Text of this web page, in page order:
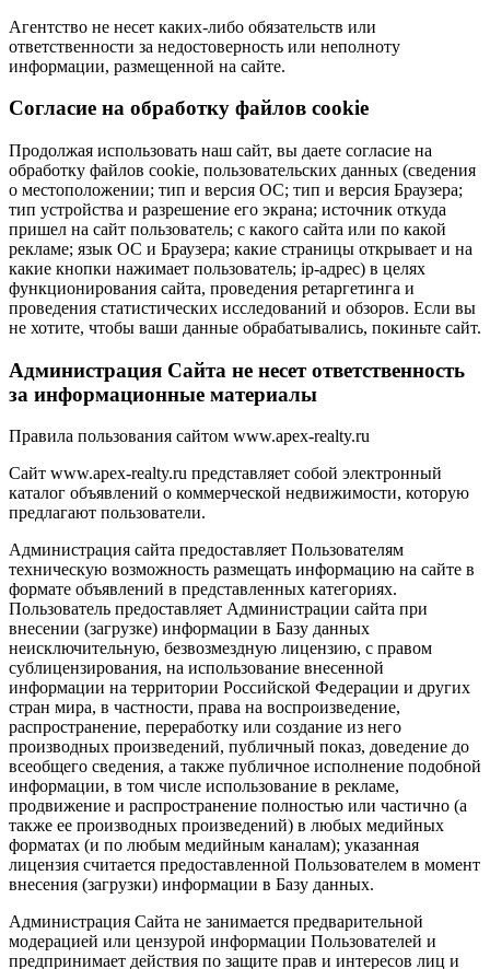
Агентство не несет каких-либо обязательств или
ответственности за недостоверность или неполноту
информации, размещенной на сайте.
Cогласие на обработку файлов cookie
Продолжая использовать наш сайт, вы даете согласие на
обработку файлов cookie, пользовательских данных (сведения
о местоположении; тип и версия ОС; тип и версия Браузера;
тип устройства и разрешение его экрана; источник откуда
пришел на сайт пользователь; с какого сайта или по какой
рекламе; язык ОС и Браузера; какие страницы открывает и на
какие кнопки нажимает пользователь; ip-адрес) в целях
функционирования сайта, проведения ретаргетинга и
проведения статистических исследований и обзоров. Если вы
не хотите, чтобы ваши данные обрабатывались, покиньте сайт.
Администрация Сайта не несет ответственность
за информационные материалы
Правила пользования сайтом www.apex-realty.ru
Сайт www.apex-realty.ru представляет собой электронный
каталог объявлений о коммерческой недвижимости, которую
предлагают пользователи.
Администрация сайта предоставляет Пользователям
техническую возможность размещать информацию на сайте в
формате объявлений в представленных категориях.
Пользователь предоставляет Администрации сайта при
внесении (загрузке) информации в Базу данных
неисключительную, безвозмездную лицензию, с правом
сублицензирования, на использование внесенной
информации на территории Российской Федерации и других
стран мира, в частности, права на воспроизведение,
распространение, переработку или создание из него
производных произведений, публичный показ, доведение до
всеобщего сведения, а также публичное исполнение подобной
информации, в том числе использование в рекламе,
продвижение и распространение полностью или частично (а
также ее производных произведений) в любых медийных
форматах (и по любым медийным каналам); указанная
лицензия считается предоставленной Пользователем в момент
внесения (загрузки) информации в Базу данных.
Администрация Сайта не занимается предварительной
модерацией или цензурой информации Пользователей и
предпринимает действия по защите прав и интересов лиц и